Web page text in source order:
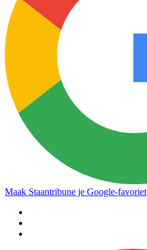
Maak Staantribune je Google-favoriet